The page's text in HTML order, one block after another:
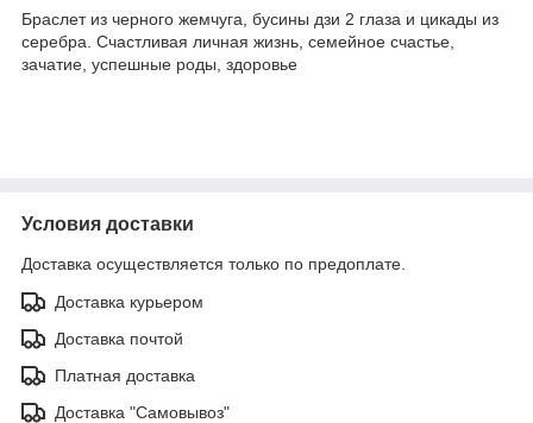
Браслет из черного жемчуга, бусины дзи 2 глаза и цикады из
серебра. Счастливая личная жизнь, семейное счастье,
зачатие, успешные роды, здоровье
Условия доставки
Доставка осуществляется только по предоплате.
Доставка курьером
Доставка почтой
Платная доставка
Доставка "Самовывоз"